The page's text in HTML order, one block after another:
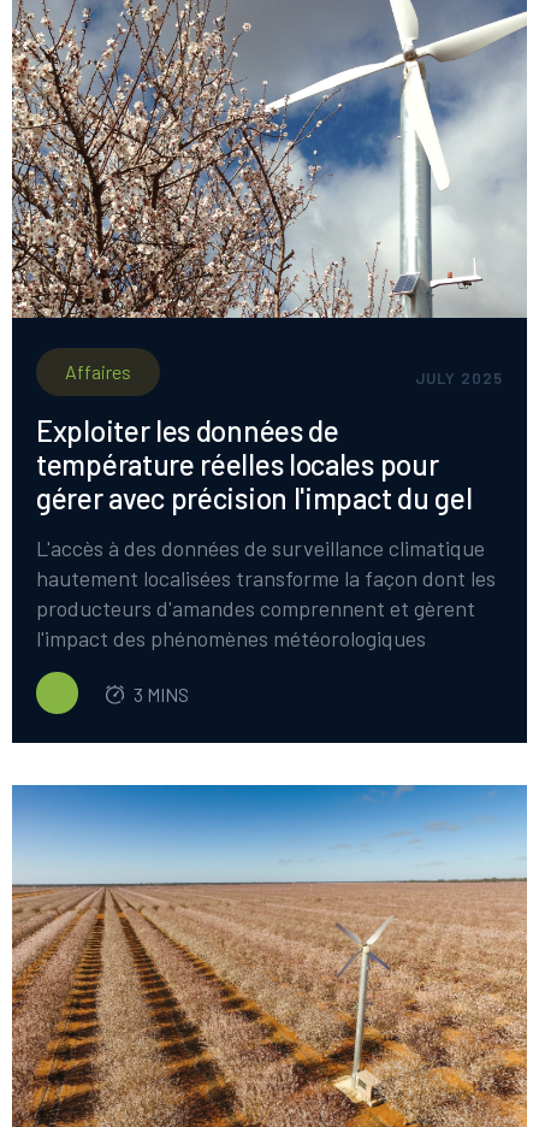
Affaires JULY 2025
Exploiter les données de
température réelles locales pour
gérer avec précision l'impact du gel
L'accès à des données de surveillance climatique
hautement localisées transforme la façon dont les
producteurs d'amandes comprennent et gèrent
l'impact des phénomènes météorologiques
violents, en particulier le gel. Les données
recueillies auprès de stations météorologiques
les gelées, permettant aux producteurs d'évaluer
l'ampleur des gelées et leurs effets sur des
sections spécifiques d'un verger.
3 MINS